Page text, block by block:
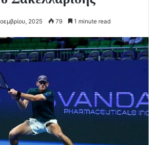
2025 79 1 minute read